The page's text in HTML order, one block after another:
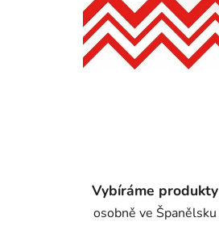
Vybíráme produkty
osobně ve Španělsku